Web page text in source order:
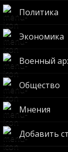
Политика
Экономика
Военный
Общество
Мнения
Добавить